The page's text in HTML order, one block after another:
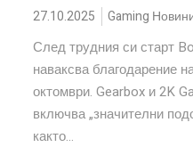
27.10.2025 Gaming
След трудния си старт
наваксва благодарение
октомври. Gearbox и 2K
включва „значителни
както...